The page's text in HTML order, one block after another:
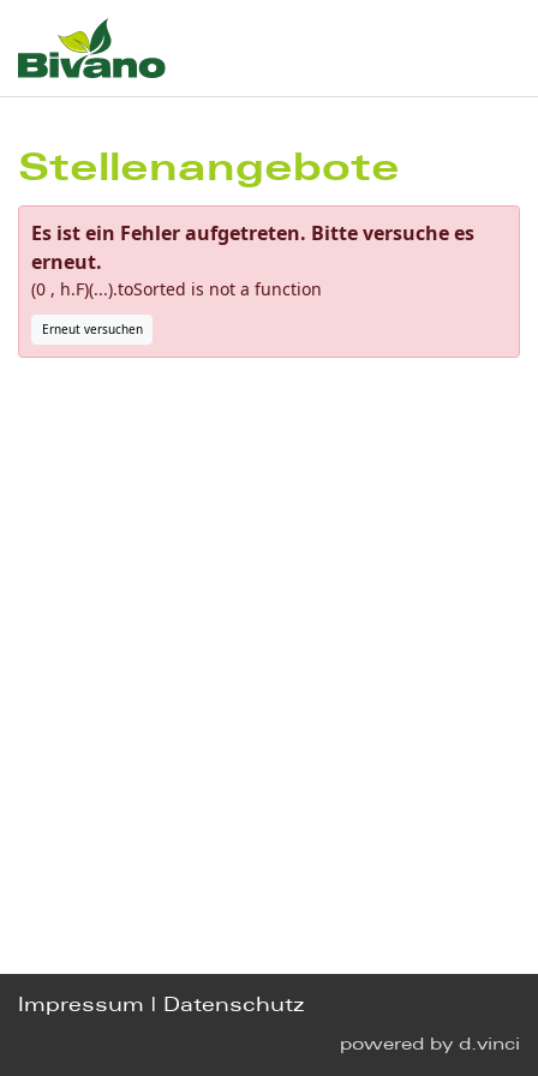
Stellenangebote
Es ist ein Fehler aufgetreten. Bitte versuche es
erneut.
(0 , h.F)(...).toSorted is not a function
Erneut versuchen
Impressum Datenschutz
powered by d.vinci